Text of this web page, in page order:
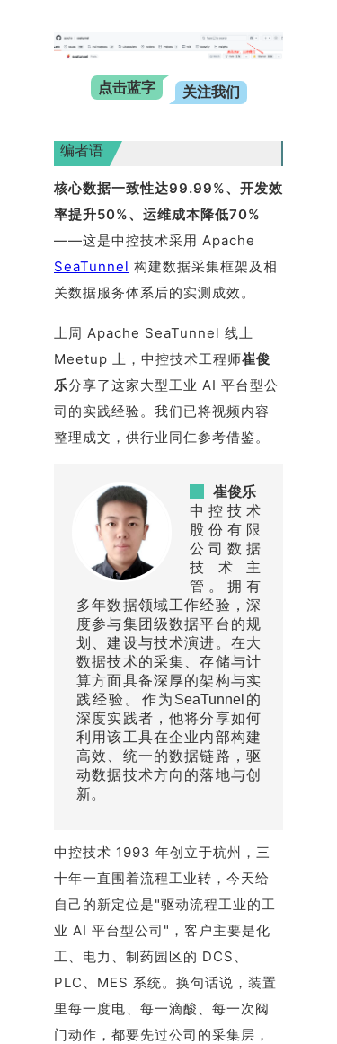
点击蓝字 关注我们
编者语
核心数据一致性达99.99%、开发效
率提升50%、运维成本降低70%
——这是中控技术采用 Apache
SeaTunnel 构建数据采集框架及相
关数据服务体系后的实测成效。
上周 Apache SeaTunnel 线上
Meetup 上，中控技术工程师崔俊
乐分享了这家大型工业 AI 平台型公
司的实践经验。我们已将视频内容
整理成文，供行业同仁参考借鉴。
崔俊乐
中控技术
股份有限
公司数据
技术主
管。拥有
多年数据领域工作经验，深
度参与集团级数据平台的规
划、建设与技术演进。在大
数据技术的采集、存储与计
算方面具备深厚的架构与实
践经验。作为SeaTunnel的
深度实践者，他将分享如何
利用该工具在企业内部构建
高效、统一的数据链路，驱
动数据技术方向的落地与创
新。
中控技术 1993 年创立于杭州，三
十年一直围着流程工业转，今天给
自己的新定位是"驱动流程工业的工
业 AI 平台型公司"，客户主要是化
工、电力、制药园区的 DCS、
PLC、MES 系统。换句话说，装置
里每一度电、每一滴酸、每一次阀
门动作，都要先过公司的采集层，